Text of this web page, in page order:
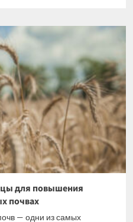
для повышения
почвах
— одни из самых